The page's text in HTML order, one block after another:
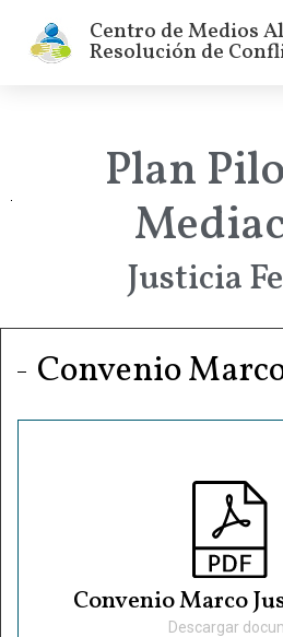
Centro de Medios
Resolución de
Plan
Justicia
Convenio
Convenio Marco
Descargar